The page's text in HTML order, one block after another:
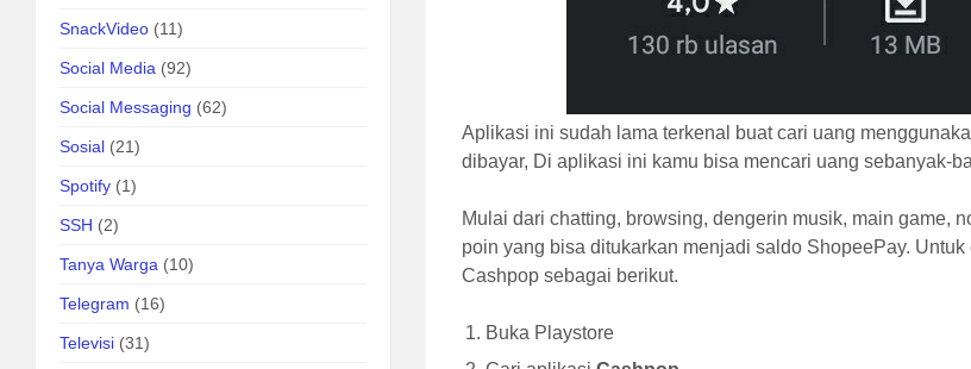
Aplikasi ini sudah lama terkenal buat cari uang
dibayar, Di aplikasi ini kamu bisa mencari uang sebanyak-
Mulai dari chatting, browsing, dengerin musik, main game,
poin yang bisa ditukarkan menjadi saldo ShopeePay.
Cashpop sebagai berikut.
Buka Playstore
SnackVideo (11)
Social Media (92)
Social Messaging (62)
Sosial (21)
Spotify (1)
SSH (2)
Tanya Warga (10)
Telegram (16)
Televisi (31)